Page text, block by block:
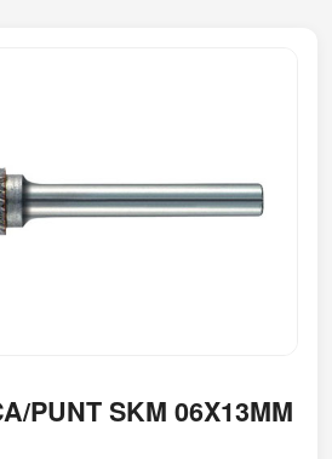
PUNT SKM 06X13MM